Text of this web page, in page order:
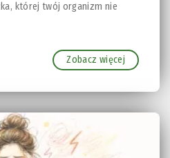
której twój organizm nie
Zobacz więcej